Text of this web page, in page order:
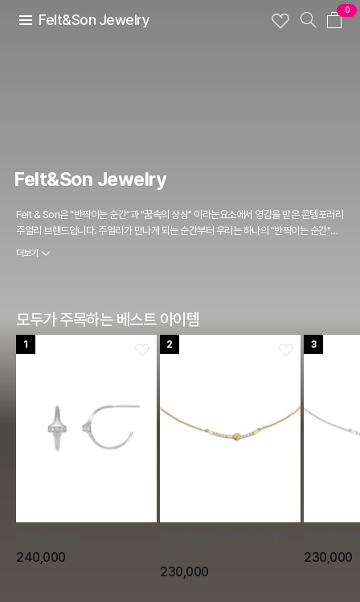
Felt&Son Jewelry
0
Felt&Son Jewelry
Felt & Son은 "반짝이는 순간"과 "꿈속의 상상" 이라는요소에서 영감을 받은 콘템포러리
주얼리 브랜드입니다. 주얼리가 만나게 되는 순간부터 우리는 하나의 "반짝이는 순간"을
경험하게 됩니다. 주얼리는 흥미롭게도 하나하나 스토리를 가지고 있습니다. 엄마에게 물
상적인 기억의 세계로 인도해줍니다. Felt & Son은 이렇게 즐거운 이야기를 함께 시작하
고자 합니다
더보기
모두가 주목하는 베스트 아이템
1
240,000
2
230,000
3
230,000